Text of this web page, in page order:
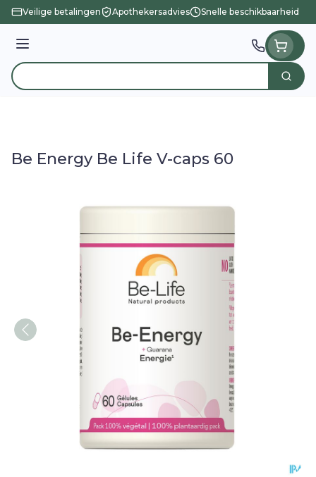
Ga naar de inhoud
Veilige betalingen Apothekersadvies Snelle beschikbaarheid
Menu
Product, merk, categorie... Zoek
Be Energy Be Life V-caps 60